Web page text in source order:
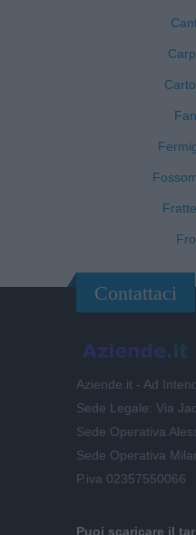
Contattaci
Aziende.it - Ad
Sede Legale: Via
Sede Operativa
Sede Operativa
P.iva 02357550066
Puoi scaricare il